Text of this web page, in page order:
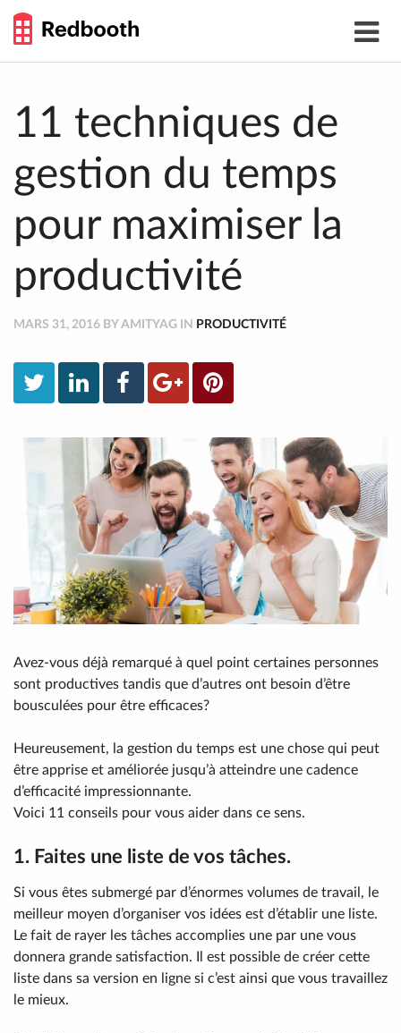
Toggle
GUIDE
11 techniques de
gestion du temps
pour maximiser la
productivité
MARS 31, 2016 BY AMITYAG IN PRODUCTIVITÉ
Avez-vous déjà remarqué à quel point certaines personnes
sont productives tandis que d’autres ont besoin d’être
bousculées pour être efficaces?
Heureusement, la gestion du temps est une chose qui peut
être apprise et améliorée jusqu’à atteindre une cadence
d’efficacité impressionnante.
Voici 11 conseils pour vous aider dans ce sens.
1. Faites une liste de vos tâches.
Si vous êtes submergé par d’énormes volumes de travail, le
meilleur moyen d’organiser vos idées est d’établir une liste.
Le fait de rayer les tâches accomplies une par une vous
donnera grande satisfaction. Il est possible de créer cette
liste dans sa version en ligne si c’est ainsi que vous travaillez
le mieux.